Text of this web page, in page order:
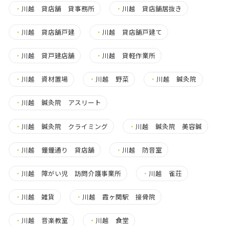
・ 川越 貸店舗 貸事務所 ・ 川越 貸店舗居抜き
・ 川越 貸店舗戸建 ・ 川越 貸店舗戸建て
・ 川越 貸戸建店舗 ・ 川越 貸軽作業所
・ 川越 資材置場 ・ 川越 野菜 ・ 川越 鍼灸院
・ 川越 鍼灸院 アスリート
・ 川越 鍼灸院 クライミング ・ 川越 鍼灸院 美容鍼
・ 川越 鐘鐘通り 貸店舗 ・ 川越 防音室
・ 川越 障がい児 訪問介護事業所 ・ 川越 雀荘
・ 川越 雑貨 ・ 川越 霞ヶ関駅 接骨院
・ 川越 音楽教室 ・ 川越 食堂